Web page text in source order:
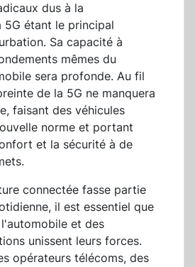
dus à la
5G étant le principal
Sa capacité à
mêmes du
sera profonde. Au fil
de la 5G ne manquera
faisant des véhicules
norme et portant
et la sécurité à de
connectée fasse partie
il est essentiel que
et des
unissent leurs forces.
opérateurs télécoms, des